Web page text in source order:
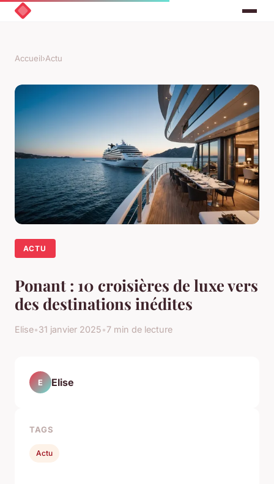
Accueil›Actu
ACTU
Ponant : 10 croisières de luxe vers
des destinations inédites
Elise•31 janvier 2025•7 min de lecture
E Elise
TAGS
Actu